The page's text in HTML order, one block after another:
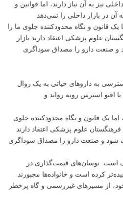
نیز به آن نیاز دارند، اما قوانین و
در بازار داخلی را نمی‌دهد
قانون و نگاه محدودکننده جلوی ما را
علوم پزشکی اعتقاد دارند بازار
و صنعت دارو را مصداق سوداگری
به داروهای حیاتی به یک روال
افتو استرس روبه رو‌اند و
یک قانون و نگاه محدودکننده جلوی
علوم پزشکی اعتقاد دارند
شود و صنعت دارو را مصداق سوداگری
نوسان‌های قیمت‌گذاری در
کرده است و خانواده‌ها مجبورند
خود، از مسیرهای غیررسمی و گاه پرخطر